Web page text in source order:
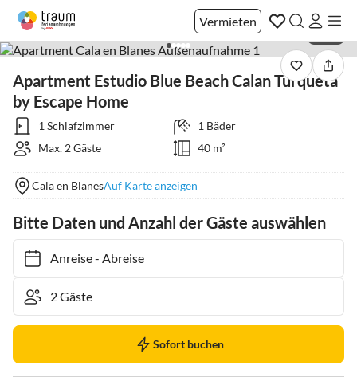
Vermieten
Apartment Estudio Blue Beach Calan Turqueta
by Escape Home
1 Schlafzimmer
1 Bäder
Max. 2 Gäste
40 m²
Cala en BlanesAuf Karte anzeigen
Bitte Daten und Anzahl der Gäste auswählen
Anreise- Abreise
Sofort buchen